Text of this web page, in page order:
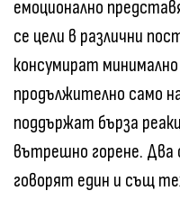
емоционално
се цели в различни
консумират
продължително само
поддържат бърза
вътрешно горене.
говорят един и същ